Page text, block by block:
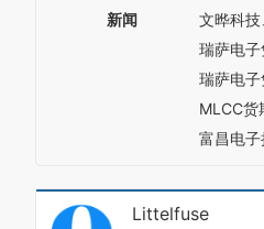
新闻
文晔科
瑞萨电
瑞萨电
MLCC货
富昌电
Littelfuse